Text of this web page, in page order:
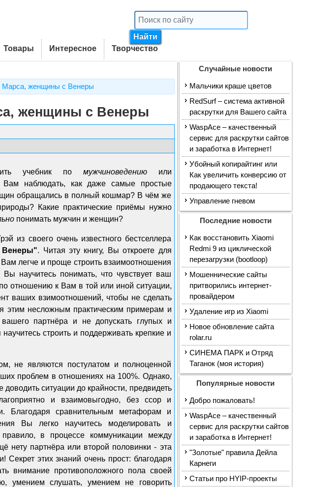
Товары Интересное Творчество
женщины с Венеры
женщины с Венеры
учебник по мужчиноведениюили
наблюдать, как даже самые простые
обращались в полный кошмар? В чём же
Какие практические приёмы нужно
понимать мужчин и женщин?
из своего очень известного бестселлера
. Читая эту книгу, Вы откроете для
легче и проще строить взаимоотношения
научитесь понимать, что чувствует ваш
отношению к Вам в той или иной ситуации,
ваших взимоотношений, чтобы не сделать
этим несложным практическим примерам и
партнёра и не допускать глупых и
строить и поддерживать крепкие и
не являются постулатом и полноценной
проблем в отношениях на 100%. Однако,
ситуации до крайности, предвидеть
и взаимовыгодно, без ссор и
Благодаря сравнительным метафорам и
Вы легко научитесь моделировать и
правило, в процессе коммуникации между
партнёра или второй половинки - эта
этих знаний очень прост: благодаря
внимание противоположного пола своей
умением слушать, умением не говорить
Случайные новости
Мальчики краше цветов
RedSurf – система активной
раскрутки для Вашего сайта
WaspAce – качественный
сервис для раскрутки сайтов
и заработка в Интернет!
Убойный копирайтинг или
Как увеличить конверсию от
продающего текста!
Управление гневом
Последние новости
Как восстановить Xiaomi
Redmi 9 из циклической
перезагрузки (bootloop)
Мошеннические сайты
притворились интернет-
провайдером
Удаление игр из Xiaomi
Новое обновление сайта
rolar.ru
СИНЕМА ПАРК и Отряд
Таганок (моя история)
Популярные новости
Добро пожаловать!
WaspAce – качественный
сервис для раскрутки сайтов
и заработка в Интернет!
"Золотые" правила Дейла
Карнеги
Статьи про HYIP-проекты